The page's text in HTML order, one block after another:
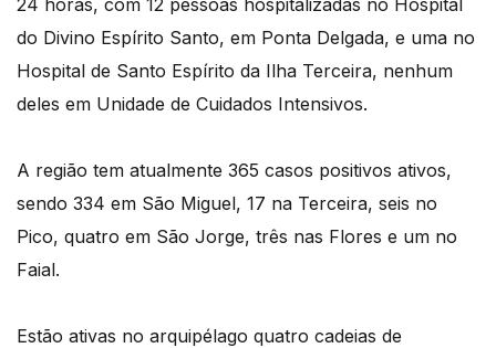
do Divino Espírito Santo, em Ponta Delgada, e uma no
Hospital de Santo Espírito da Ilha Terceira, nenhum
deles em Unidade de Cuidados Intensivos.
A região tem atualmente 365 casos positivos ativos,
sendo 334 em São Miguel, 17 na Terceira, seis no
Pico, quatro em São Jorge, três nas Flores e um no
Faial.
Estão ativas no arquipélago quatro cadeias de